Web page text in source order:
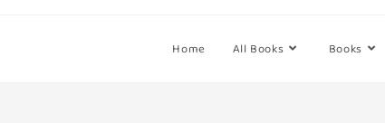
Home All Books Books